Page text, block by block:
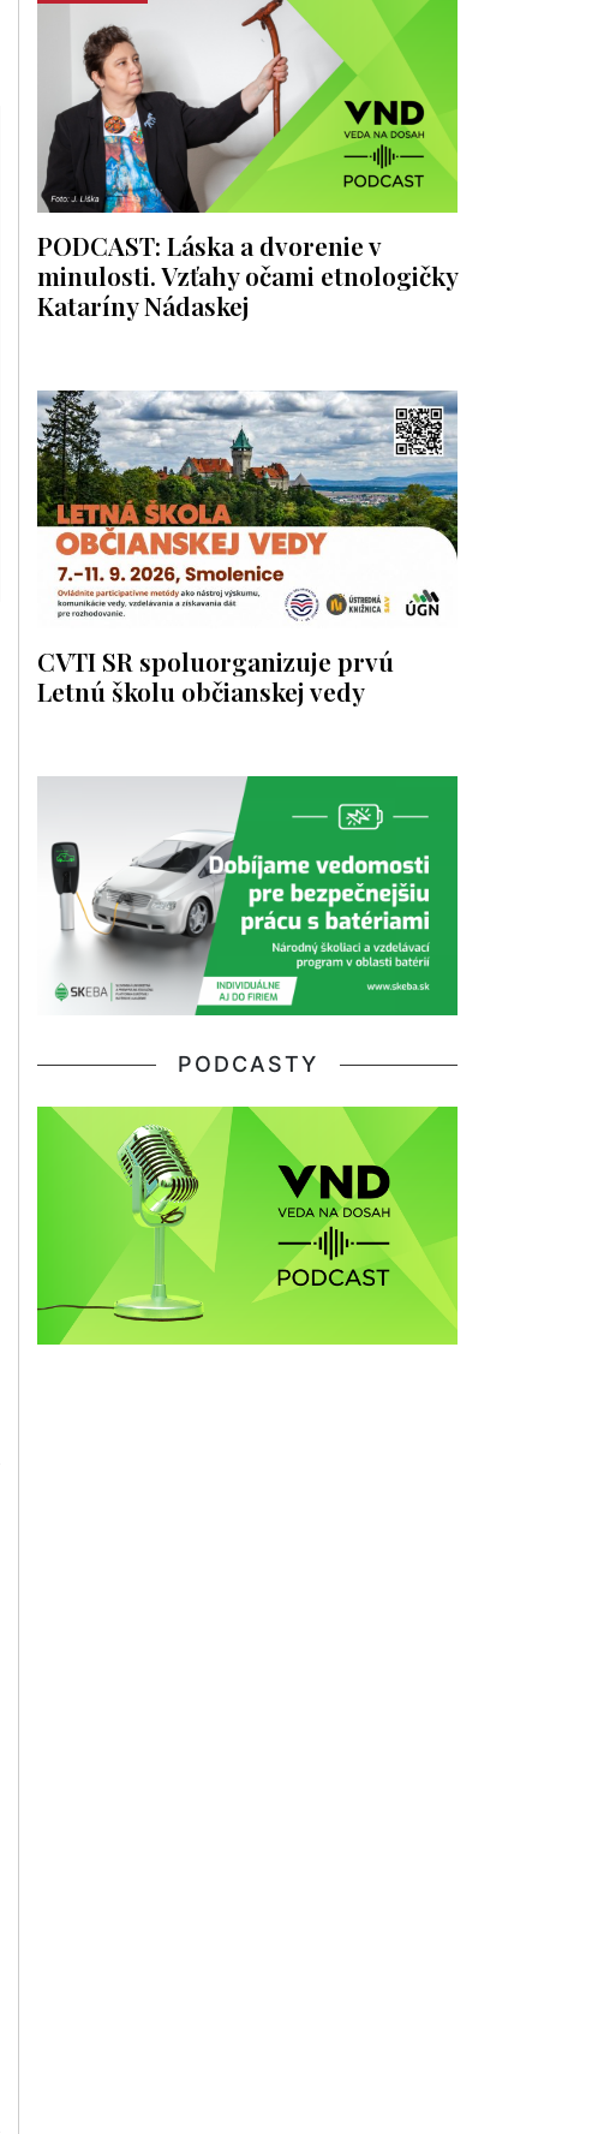
PODCAST: Láska a dvorenie v
minulosti. Vzťahy očami etnologičky
Kataríny Nádaskej
CVTI SR spoluorganizuje prvú
Letnú školu občianskej vedy
PODCASTY